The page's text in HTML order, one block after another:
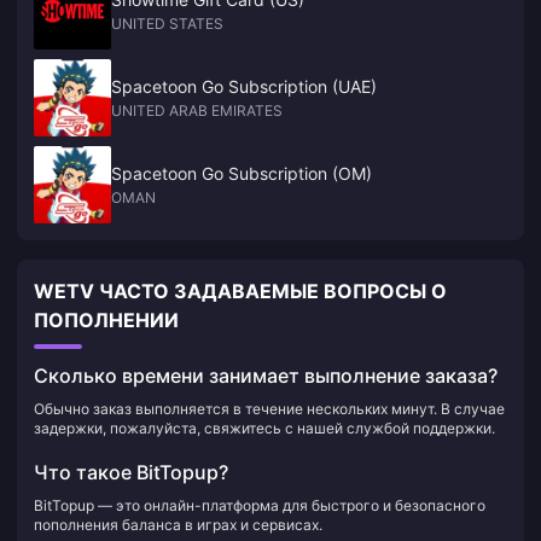
UNITED STATES
Spacetoon Go Subscription (UAE)
UNITED ARAB EMIRATES
Spacetoon Go Subscription (OM)
OMAN
WETV ЧАСТО ЗАДАВАЕМЫЕ ВОПРОСЫ О
ПОПОЛНЕНИИ
Сколько времени занимает выполнение заказа?
Обычно заказ выполняется в течение нескольких минут. В случае
задержки, пожалуйста, свяжитесь с нашей службой поддержки.
Что такое BitTopup?
BitTopup — это онлайн-платформа для быстрого и безопасного
пополнения баланса в играх и сервисах.